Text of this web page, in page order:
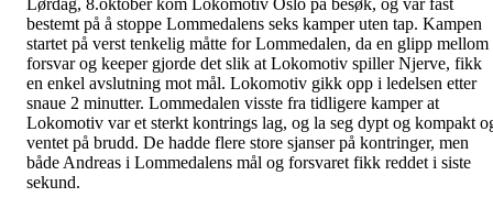
Lørdag, 8.oktober kom Lokomotiv Oslo på besøk, og var fast
bestemt på å stoppe Lommedalens seks kamper uten tap. Kampen
startet på verst tenkelig måtte for Lommedalen, da en glipp mellom
forsvar og keeper gjorde det slik at Lokomotiv spiller Njerve, fikk
en enkel avslutning mot mål. Lokomotiv gikk opp i ledelsen etter
snaue 2 minutter. Lommedalen visste fra tidligere kamper at
Lokomotiv var et sterkt kontrings lag, og la seg dypt og kompakt
ventet på brudd. De hadde flere store sjanser på kontringer, men
både Andreas i Lommedalens mål og forsvaret fikk reddet i siste
sekund.